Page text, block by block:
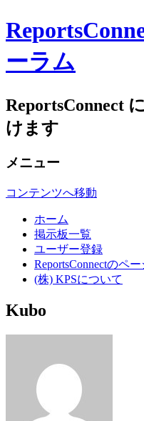
ーラム
ReportsConnect
けます
メニュー
コンテンツへ移動
ホーム
掲示板一覧
ユーザー登録
ReportsConnectのペ
(株) KPSについて
Kubo